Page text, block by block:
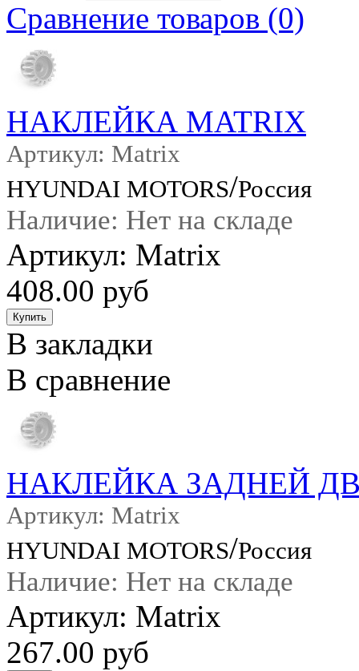
Сравнение товаров (0)
НАКЛЕЙКА MATRIX
Артикул: Matrix
HYUNDAI MOTORS/Россия
Наличие: Нет на складе
Артикул: Matrix
408.00 руб
В закладки
В сравнение
НАКЛЕЙКА ЗАДНЕЙ
Артикул: Matrix
HYUNDAI MOTORS/Россия
Наличие: Нет на складе
Артикул: Matrix
267.00 руб